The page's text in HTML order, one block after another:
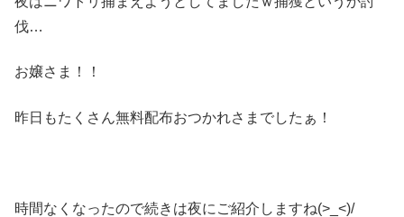
伐…
お嬢さま！！
昨日もたくさん無料配布おつかれさまでしたぁ！
時間なくなったので続きは夜にご紹介しますね(>_<)/